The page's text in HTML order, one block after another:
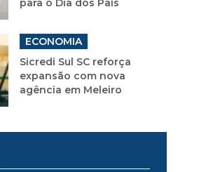
para o Dia dos Pais
ECONOMIA
Sicredi Sul SC reforça
expansão com nova
agência em Meleiro